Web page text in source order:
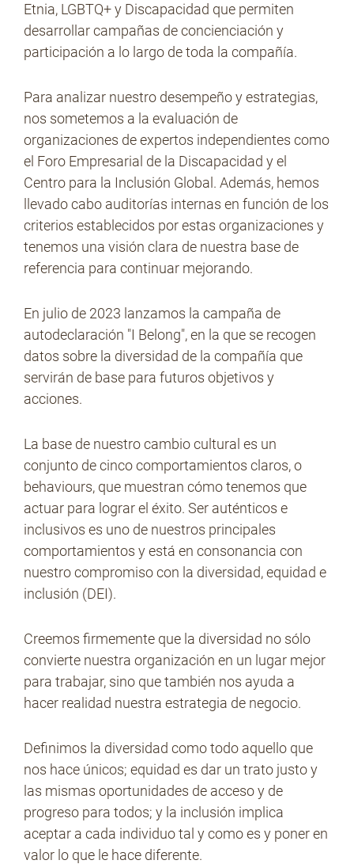
Etnia, LGBTQ+ y Discapacidad que permiten
desarrollar campañas de concienciación y
participación a lo largo de toda la compañía.
Para analizar nuestro desempeño y estrategias,
nos sometemos a la evaluación de
organizaciones de expertos independientes como
el Foro Empresarial de la Discapacidad y el
Centro para la Inclusión Global. Además, hemos
llevado cabo auditorías internas en función de los
criterios establecidos por estas organizaciones y
tenemos una visión clara de nuestra base de
referencia para continuar mejorando.
En julio de 2023 lanzamos la campaña de
autodeclaración "I Belong", en la que se recogen
datos sobre la diversidad de la compañía que
servirán de base para futuros objetivos y
acciones.
La base de nuestro cambio cultural es un
conjunto de cinco comportamientos claros, o
behaviours, que muestran cómo tenemos que
actuar para lograr el éxito. Ser auténticos e
inclusivos es uno de nuestros principales
comportamientos y está en consonancia con
nuestro compromiso con la diversidad, equidad e
inclusión (DEI).
Creemos firmemente que la diversidad no sólo
convierte nuestra organización en un lugar mejor
para trabajar, sino que también nos ayuda a
hacer realidad nuestra estrategia de negocio.
Definimos la diversidad como todo aquello que
nos hace únicos; equidad es dar un trato justo y
las mismas oportunidades de acceso y de
progreso para todos; y la inclusión implica
aceptar a cada individuo tal y como es y poner en
valor lo que le hace diferente.